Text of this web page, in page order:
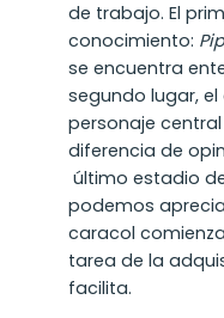
de trabajo. El
conocimiento:
se encuentra
segundo lugar,
personaje
diferencia de
último estadio
podemos
caracol
tarea de la
facilita.